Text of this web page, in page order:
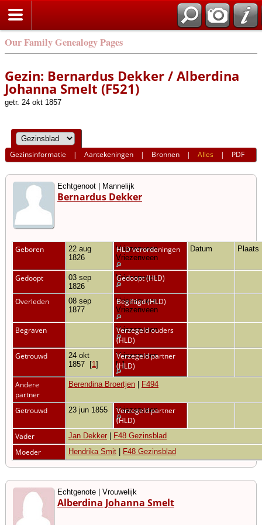
Our Family Genealogy Pages
Gezin: Bernardus Dekker / Alberdina
Johanna Smelt (F521)
getr. 24 okt 1857
Gezinsinformatie |Aantekeningen | Bronnen |Alles | PDF
Echtgenoot | Mannelijk
Bernardus Dekker
Geboren
22 aug
1826
Vriezenveen,
Vriezenveen
HLD verordeningen Datum Plaats
Gedoopt
03 sep
1826
Vriezenveen
Gedoopt (HLD)
Overleden
08 sep
1877
Vriezenveen,
Vriezenveen
Begiftigd (HLD)
Begraven Vriezenveen
Verzegeld ouders
(HLD)
Getrouwd
24 okt
1857
[1 ]
Vriezenveen
[1]
Verzegeld partner
(HLD)
Andere
partner
Berendina Broertjen F494
Getrouwd 23 jun 1855 Vriezenveen
Verzegeld partner
(HLD)
Vader
Jan Dekker F48 Gezinsblad
Moeder Hendrika Smit F48 Gezinsblad
Echtgenote | Vrouwelijk
Alberdina Johanna Smelt